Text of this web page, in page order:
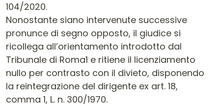
104/2020.
Nonostante siano intervenute successive
pronunce di segno opposto, il giudice si
ricollega all’orientamento introdotto dal
Tribunale di Roma1 e ritiene il licenziamento
nullo per contrasto con il divieto, disponendo
la reintegrazione del dirigente ex art. 18,
comma 1, L. n. 300/1970.